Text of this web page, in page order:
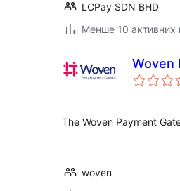
LCPay SDN BHD
Менше 10 активних
Woven
The Woven Payment
woven